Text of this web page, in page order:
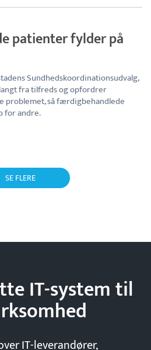
patienter fylder på
Sundhedskoordinationsudvalg,
fra tilfreds og opfordrer
problemet, så færdigbehandlede
for andre.
SE FLERE
IT-system til
IT-leverandører,